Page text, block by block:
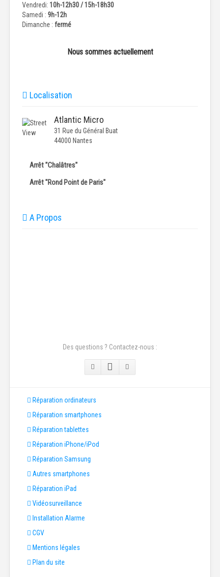
Vendredi: 10h-12h30 / 15h-18h30
Samedi : 9h-12h
Dimanche : fermé
Nous sommes actuellement
Localisation
Atlantic Micro
31 Rue du Général Buat
44000 Nantes
Arrêt "Chalâtres"
Arrêt "Rond Point de Paris"
A Propos
Des questions ? Contactez-nous :
Réparation ordinateurs
Réparation smartphones
Réparation tablettes
Réparation iPhone/iPod
Réparation Samsung
Autres smartphones
Réparation iPad
Vidéosurveillance
Installation Alarme
CGV
Mentions légales
Plan du site